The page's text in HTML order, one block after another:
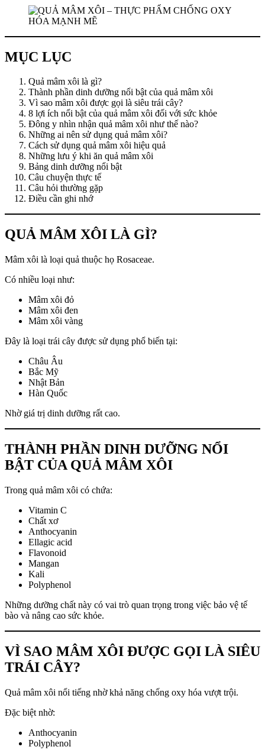
MỤC LỤC
Quả mâm xôi là gì?
Thành phần dinh dưỡng nổi bật của quả mâm xôi
Vì sao mâm xôi được gọi là siêu trái cây?
8 lợi ích nổi bật của quả mâm xôi đối với sức khỏe
Đông y nhìn nhận quả mâm xôi như thế nào?
Những ai nên sử dụng quả mâm xôi?
Cách sử dụng quả mâm xôi hiệu quả
Những lưu ý khi ăn quả mâm xôi
Bảng dinh dưỡng nổi bật
Câu chuyện thực tế
Câu hỏi thường gặp
Điều cần ghi nhớ
QUẢ MÂM XÔI LÀ GÌ?
Mâm xôi là loại quả thuộc họ Rosaceae.
Có nhiều loại như:
Mâm xôi đỏ
Mâm xôi đen
Mâm xôi vàng
Đây là loại trái cây được sử dụng phổ biến tại:
Châu Âu
Bắc Mỹ
Nhật Bản
Hàn Quốc
Nhờ giá trị dinh dưỡng rất cao.
THÀNH PHẦN DINH DƯỠNG NỔI
BẬT CỦA QUẢ MÂM XÔI
Trong quả mâm xôi có chứa:
Vitamin C
Chất xơ
Anthocyanin
Ellagic acid
Flavonoid
Mangan
Kali
Polyphenol
Những dưỡng chất này có vai trò quan trọng trong việc bảo vệ tế
bào và nâng cao sức khỏe.
VÌ SAO MÂM XÔI ĐƯỢC GỌI LÀ SIÊU
TRÁI CÂY?
Quả mâm xôi nổi tiếng nhờ khả năng chống oxy hóa vượt trội.
Đặc biệt nhờ:
Anthocyanin
Polyphenol